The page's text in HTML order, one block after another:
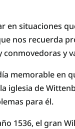
en situaciones
nos recuerda
conmovedoras y
memorable en
iglesia de
para él.
1536, el gran